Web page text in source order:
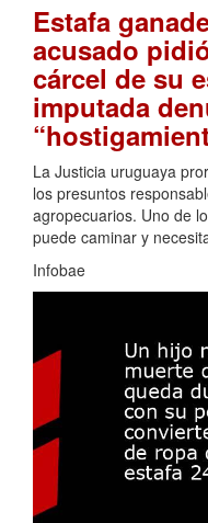
Estafa
acusado
cárcel de su
imputada
La Justicia uruguaya
los presuntos
agropecuarios. Uno de
puede caminar y
Infobae